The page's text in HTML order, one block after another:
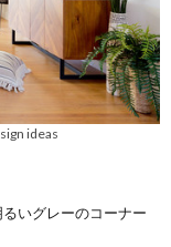
ideas
いグレーのコーナー